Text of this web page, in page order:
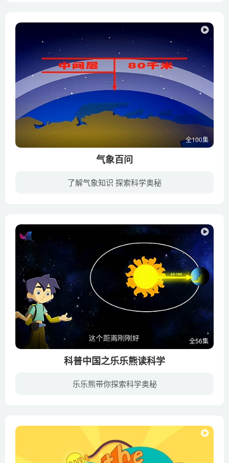
全100集
气象百问
了解气象知识 探索科学奥秘
全56集
科普中国之乐乐熊读科学
乐乐熊带你探索科学奥秘